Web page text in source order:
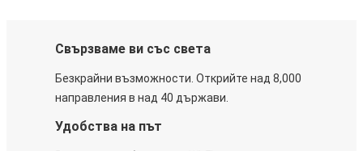
Свързваме ви със света
Безкрайни възможности. Открийте над 8,000
направления в над 40 държави.
Удобства на път